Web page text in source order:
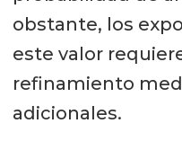
obstante, los
este valor
refinamiento
adicionales.